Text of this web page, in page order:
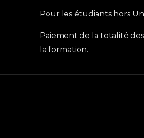
Pour les étudiants hors
Paiement de la totalité
la formation.